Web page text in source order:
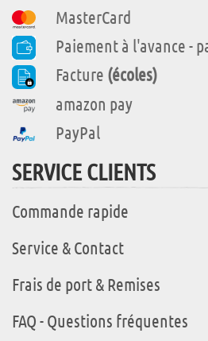
MasterCard
Paiement à l'avance -
Facture (écoles)
amazon pay
PayPal
SERVICE CLIENTS
Commande rapide
Service & Contact
Frais de port & Remises
FAQ - Questions fréquentes